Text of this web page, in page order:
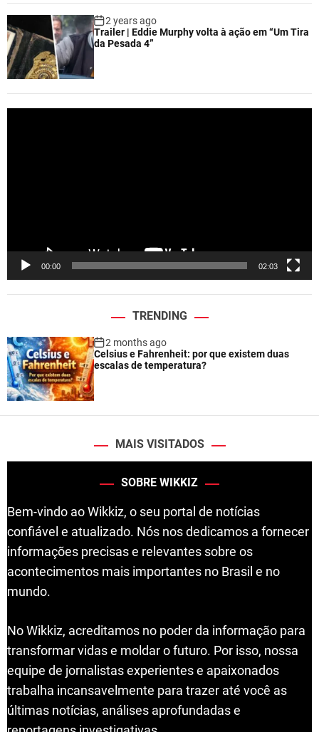
2 years ago
Trailer | Eddie Murphy volta à ação em “Um Tira
da Pesada 4”
00:00 02:03
TRENDING
2 months ago
Celsius e Fahrenheit: por que existem duas
escalas de temperatura?
MAIS VISITADOS
SOBRE WIKKIZ
Bem-vindo ao Wikkiz, o seu portal de notícias
confiável e atualizado. Nós nos dedicamos a fornecer
informações precisas e relevantes sobre os
acontecimentos mais importantes no Brasil e no
mundo.
No Wikkiz, acreditamos no poder da informação para
transformar vidas e moldar o futuro. Por isso, nossa
equipe de jornalistas experientes e apaixonados
trabalha incansavelmente para trazer até você as
últimas notícias, análises aprofundadas e